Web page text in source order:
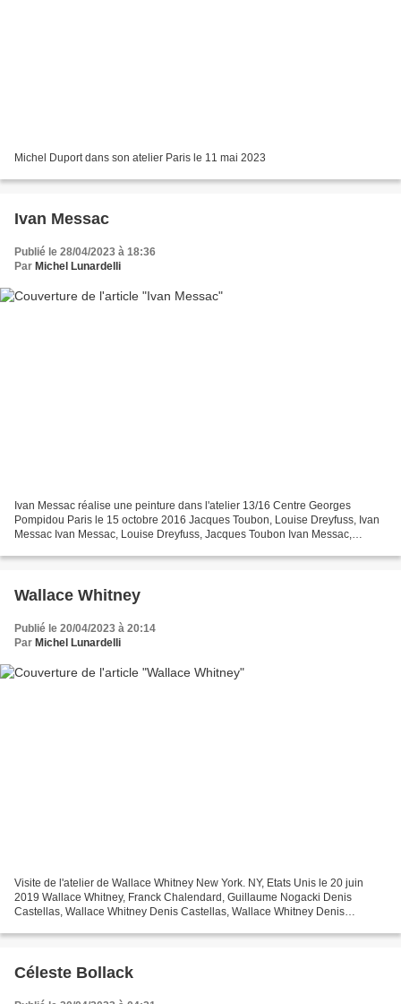
Michel Duport dans son atelier Paris le 11 mai 2023
Ivan Messac
Publié le 28/04/2023 à 18:36
Par Michel Lunardelli
Ivan Messac réalise une peinture dans l'atelier 13/16 Centre Georges
Pompidou Paris le 15 octobre 2016 Jacques Toubon, Louise Dreyfuss, Ivan
Messac Ivan Messac, Louise Dreyfuss, Jacques Toubon Ivan Messac,
Wallace Whitney
Publié le 20/04/2023 à 20:14
Par Michel Lunardelli
Visite de l'atelier de Wallace Whitney New York. NY, Etats Unis le 20 juin
2019 Wallace Whitney, Franck Chalendard, Guillaume Nogacki Denis
Castellas, Wallace Whitney Denis Castellas, Wallace Whitney Denis
Céleste Bollack